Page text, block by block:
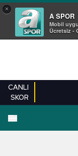
×
A SPOR
Mobil
Ücretsiz -
CANLI
SKOR